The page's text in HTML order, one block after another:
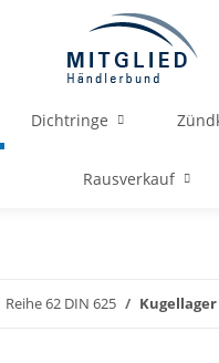
Dichtringe
Rausverkauf
Reihe 62 DIN 625